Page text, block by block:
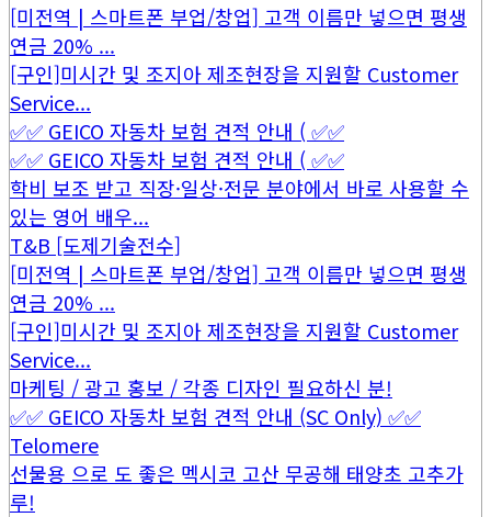
[미전역 | 스마트폰 부업/창업] 고객 이름만 넣으면 평생
연금 20% ...
[구인]미시간 및 조지아 제조현장을 지원할 Customer
Service...
✅✅ GEICO 자동차 보험 견적 안내 ( ✅✅
✅✅ GEICO 자동차 보험 견적 안내 ( ✅✅
학비 보조 받고 직장·일상·전문 분야에서 바로 사용할 수
있는 영어 배우...
T&B [도제기술전수]
[미전역 | 스마트폰 부업/창업] 고객 이름만 넣으면 평생
연금 20% ...
[구인]미시간 및 조지아 제조현장을 지원할 Customer
Service...
마케팅 / 광고 홍보 / 각종 디자인 필요하신 분!
✅✅ GEICO 자동차 보험 견적 안내 (SC Only) ✅✅
Telomere
선물용 으로 도 좋은 멕시코 고산 무공해 태양초 고추가
루!